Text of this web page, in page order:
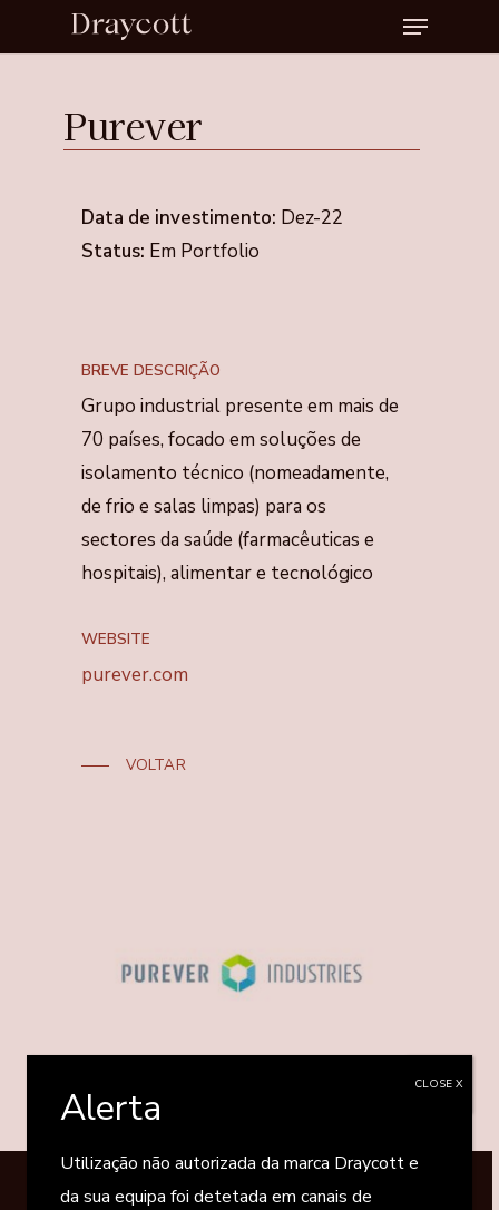
to
content
Menu
Purever
Data de investimento: Dez-22
Status: Em Portfolio
BREVE DESCRIÇÃO
Grupo industrial presente em mais de
70 países, focado em soluções de
isolamento técnico (nomeadamente,
de frio e salas limpas) para os
sectores da saúde (farmacêuticas e
hospitais), alimentar e tecnológico
WEBSITE
purever.com
VOLTAR
Alerta
Utilização não autorizada da marca Draycott e
da sua equipa foi detetada em canais de
CLOSE X